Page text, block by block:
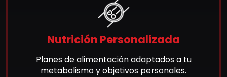
Nutrición Personalizada
Planes de alimentación adaptados a tu
metabolismo y objetivos personales.